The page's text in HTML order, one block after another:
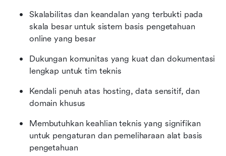
Skalabilitas dan keandalan yang terbukti pada
skala besar untuk sistem basis pengetahuan
online yang besar
Dukungan komunitas yang kuat dan dokumentasi
lengkap untuk tim teknis
Kendali penuh atas hosting, data sensitif, dan
domain khusus
Membutuhkan keahlian teknis yang signifikan
untuk pengaturan dan pemeliharaan alat basis
pengetahuan